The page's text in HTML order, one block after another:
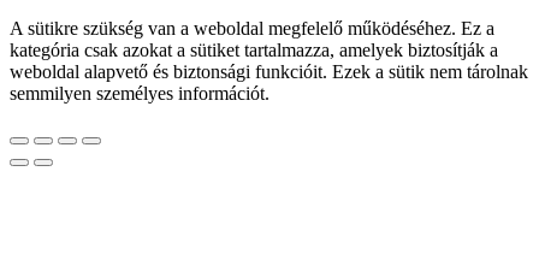
A sütikre szükség van a weboldal megfelelő működéséhez. Ez a
kategória csak azokat a sütiket tartalmazza, amelyek biztosítják a
weboldal alapvető és biztonsági funkcióit. Ezek a sütik nem tárolnak
semmilyen személyes információt.